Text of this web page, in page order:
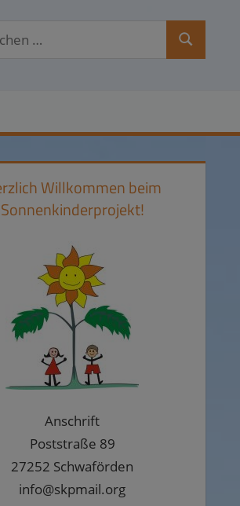
Suchen
Willkommen beim
Sonnenkinderprojekt!
Anschrift
Poststraße 89
27252 Schwaförden
info@skpmail.org